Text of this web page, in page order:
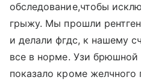
обследование,чтобы
грыжу. Мы прошли
и делали фгдс, к нашему
все в норме. Узи брюшной
показало кроме